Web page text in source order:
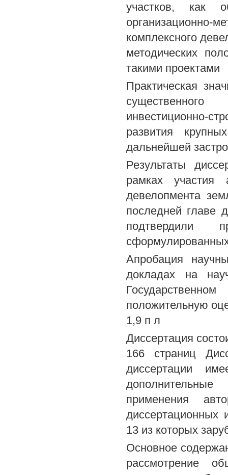
участков, как
организационно-
комплексного
методических
такими проектами
Практическая
инвестиционно-
развития
дальнейшей
Результаты
рамках участия
девелопмента
последней главе
подтвердили
Апробация
докладах на
положительную
1,9 п л
Диссертация
166 страниц
диссертации
применения
диссертационных
13 из которых
Основное
рассмотрение